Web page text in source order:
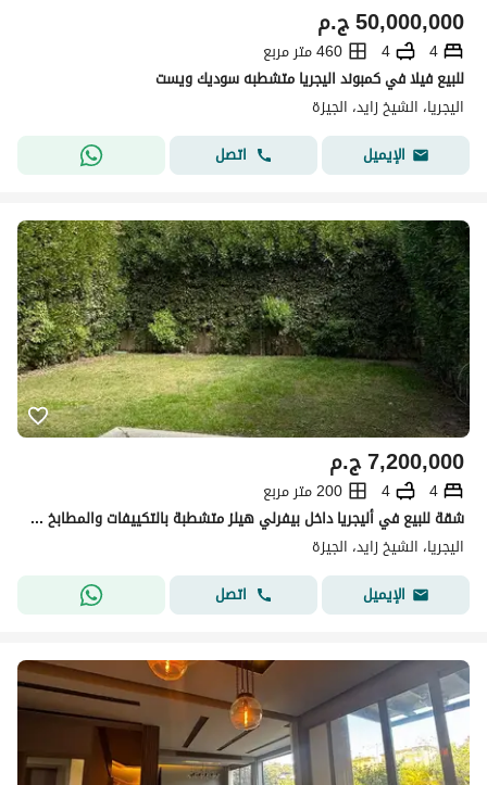
ج.م50,000,000
4
4
460 متر مربع
للبيع فيلا في كمبوند اليجريا متشطبه سوديك ويست
اليجريا، الشيخ زايد، الجيزة
الإيميل
اتصل
ج.م7,200,000
4
4
200 متر مربع
شقة للبيع في أليجريا داخل بيفرلي هيلز متشطبة بالتكييفات والمطابخ استلام فوري بجوار كمبوند الربوة وأبراج زيد في قلب الشيخ زايد
اليجريا، الشيخ زايد، الجيزة
الإيميل
اتصل